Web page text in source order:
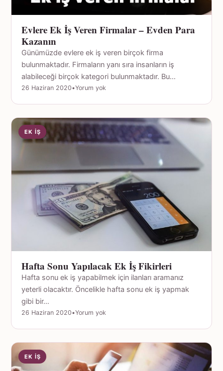
Evlere Ek İş Veren Firmalar – Evden Para
Kazanın
Günümüzde evlere ek iş veren birçok firma
bulunmaktadır. Firmaların yanı sıra insanların iş
alabileceği birçok kategori bulunmaktadır. Bu…
26 Haziran 2020•Yorum yok
EK İŞ
Hafta Sonu Yapılacak Ek İş Fikirleri
Hafta sonu ek iş yapabilmek için ilanları aramanız
yeterli olacaktır. Öncelikle hafta sonu ek iş yapmak
gibi bir…
26 Haziran 2020•Yorum yok
EK İŞ